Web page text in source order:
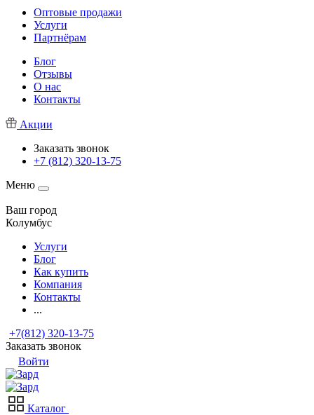
Оптовые продажи
Услуги
Партнёрам
Блог
Отзывы
О нас
Контакты
Акции
Заказать звонок
+7 (812) 320-13-75
Меню
Ваш город
Колумбус
Услуги
Блог
Как купить
Компания
Контакты
...
+7(812) 320-13-75
Заказать звонок
Войти
Каталог